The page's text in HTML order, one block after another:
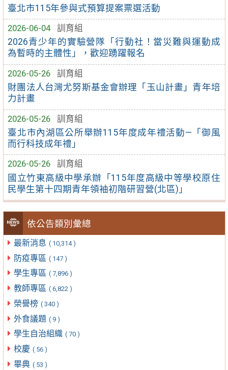
臺北市115年參與式預算提案票選活動
2026-06-04
訓育組
2026青少年的實驗營隊「行動社！當災難與運動成
為暫時的主體性」，歡迎踴躍報名
2026-05-26
訓育組
財團法人台灣尤努斯基金會辦理「玉山計畫」青年培
力計畫
2026-05-26
訓育組
臺北市內湖區公所舉辦115年度成年禮活動—「御風
而行科技成年禮」
2026-05-26
訓育組
國立竹東高級中學承辦「115年度高級中等學校原住
民學生第十四期青年領袖初階研習營(北區)」
依公告類別彙總
最新消息 ( 10,314 )
防疫專區 ( 147 )
學生專區 ( 7,896 )
教師專區 ( 6,822 )
榮譽榜 ( 340 )
外食議題 ( 9 )
學生自治組織 ( 70 )
校慶 ( 56 )
畢典 ( 53 )